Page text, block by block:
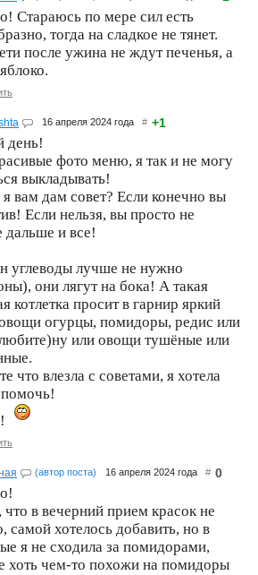
Стараюсь по мере сил есть
тогда на сладкое не тянет.
после ужина не ждут печенья, а
16 апреля 2024 года # +1
день!
фото меню, я так и не могу
выкладывать!
вам дам совет? Если конечно вы
Если нельзя, вы просто не
дальше и все!
углеводы лучше не нужно
они лягут на бока! А такая
котлетка просит в гарнир яркий
огурцы, помидоры, редис или
или овощи тушёные или
что влезла с советами, я хотела
(автор поста) 16 апреля 2024 года # 0
в вечерний прием красок не
самой хотелось добавить, но в
я не сходила за помидорами,
хоть чем-то похожи на помидоры